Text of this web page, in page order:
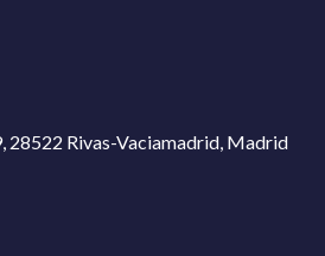
28522 Rivas-Vaciamadrid, Madrid